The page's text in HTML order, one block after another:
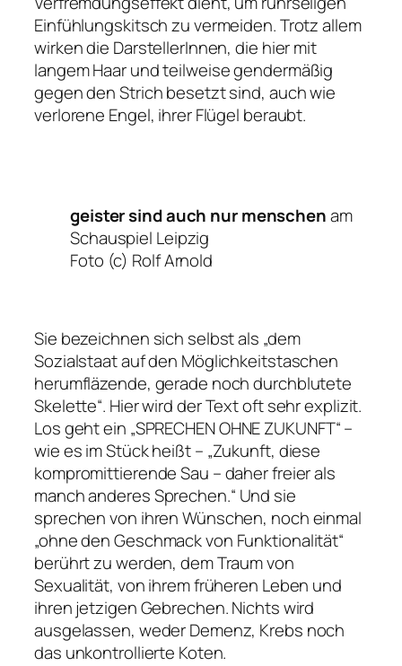
Einfühlungskitsch zu vermeiden. Trotz allem
wirken die DarstellerInnen, die hier mit
langem Haar und teilweise gendermäßig
gegen den Strich besetzt sind, auch wie
verlorene Engel, ihrer Flügel beraubt.
geister sind auch nur menschenam
Schauspiel Leipzig
Foto (c) Rolf Arnold
Sie bezeichnen sich selbst als „dem
Sozialstaat auf den Möglichkeitstaschen
herumfläzende, gerade noch durchblutete
Skelette“. Hier wird der Text oft sehr explizit.
Los geht ein „SPRECHEN OHNE ZUKUNFT“–
wie es im Stück heißt – „Zukunft, diese
kompromittierende Sau – daher freier als
manch anderes Sprechen.“ Und sie
sprechen von ihren Wünschen, noch einmal
„ohne den Geschmack von Funktionalität“
berührt zu werden, dem Traum von
Sexualität, von ihrem früheren Leben und
ihren jetzigen Gebrechen. Nichts wird
ausgelassen, weder Demenz, Krebs noch
das unkontrollierte Koten.